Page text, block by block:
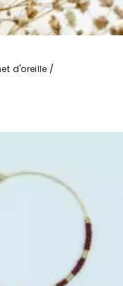
d'oreille